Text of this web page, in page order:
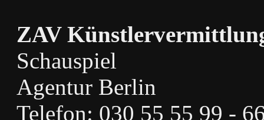
ZAV
Schauspiel
Agentur Berlin
Telefon: 030 55 55 99 -